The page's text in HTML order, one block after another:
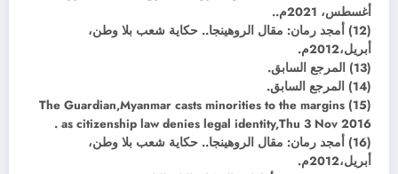
أغسطس، 2021م..
(12) أمجد رمان: مقال الروهينجا.. حكاية شعب بلا وطن،
أبريل،2012م.
(13) المرجع السابق.
(14) المرجع السابق.
(15) The Guardian,Myanmar casts minorities to the margins
as citizenship law denies legal identity,Thu 3 Nov 2016 .
(16) أمجد رمان: مقال الروهينجا.. حكاية شعب بلا وطن،
أبريل،2012م.